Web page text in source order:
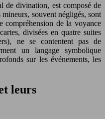
de divination, est composé de
mineurs, souvent négligés, sont
compréhension de la voyance
divisées en quatre suites
ne se contentent pas de
un langage symbolique
sur les événements, les
leurs